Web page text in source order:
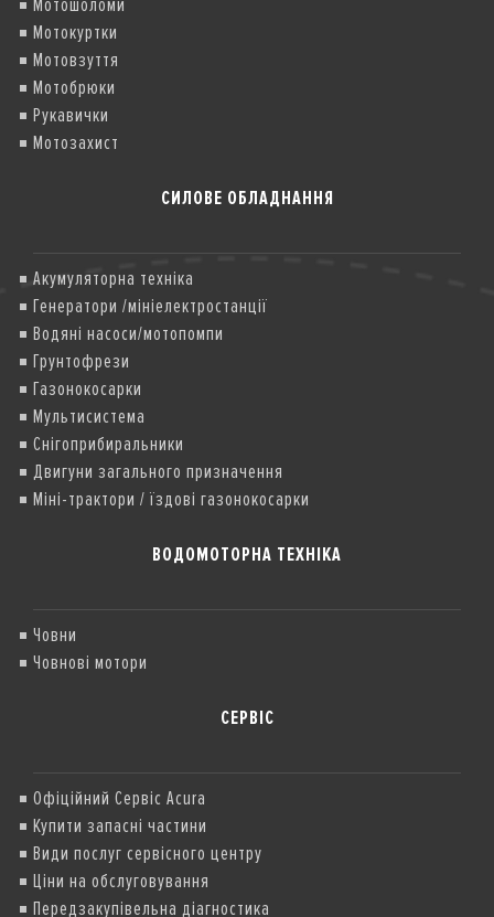
Мотокуртки
Мотовзуття
Мотобрюки
Рукавички
Мотозахист
СИЛОВЕ ОБЛАДНАННЯ
Акумуляторна техніка
Генератори /мініелектростанції
Водяні насоси/мотопомпи
Грунтофрези
Газонокосарки
Мультисистема
Снігоприбиральники
Двигуни загального призначення
Міні-трактори / їздові газонокосарки
ВОДОМОТОРНА ТЕХНІКА
Човни
Човнові мотори
СЕРВІС
Офіційний Сервіс Acura
Купити запасні частини
Види послуг сервісного центру
Ціни на обслуговування
Передзакупівельна діагностика